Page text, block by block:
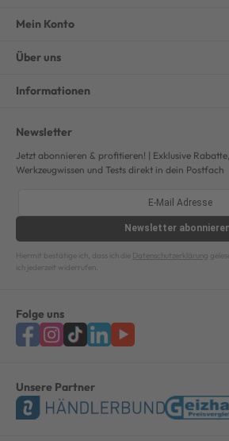
Mein Konto
Über uns
Informationen
Newsletter
Jetzt abonnieren & profitieren! | Exklusive
Werkzeugwissen und Tests direkt in dein Postfach
Newsletter
Hiermit bestätige ich, dass ich die Datenschutzerklärung
ich jederzeit widerrufen.
Folge uns
Unsere Partner